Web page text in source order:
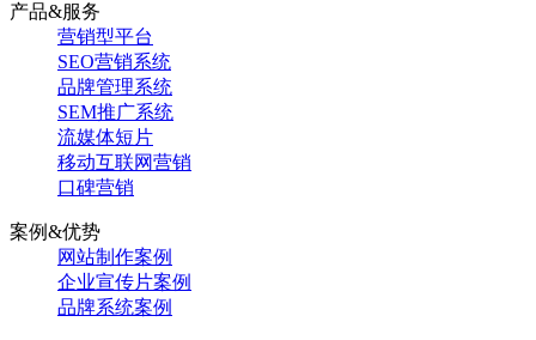
产品&服务
营销型平台
SEO营销系统
品牌管理系统
SEM推广系统
流媒体短片
移动互联网营销
口碑营销
案例&优势
网站制作案例
企业宣传片案例
品牌系统案例